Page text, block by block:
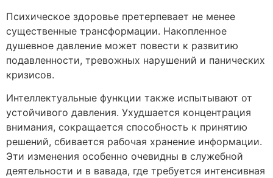
Психическое здоровье претерпевает не менее
существенные трансформации. Накопленное
душевное давление может повести к развитию
подавленности, тревожных нарушений и панических
кризисов.
Интеллектуальные функции также испытывают от
устойчивого давления. Ухудшается концентрация
внимания, сокращается способность к принятию
решений, сбивается рабочая хранение информации.
Эти изменения особенно очевидны в служебной
деятельности и в вавада, где требуется интенсивная